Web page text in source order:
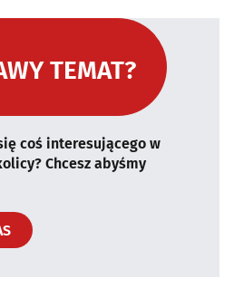
TEMAT?
coś interesującego w
Chcesz abyśmy